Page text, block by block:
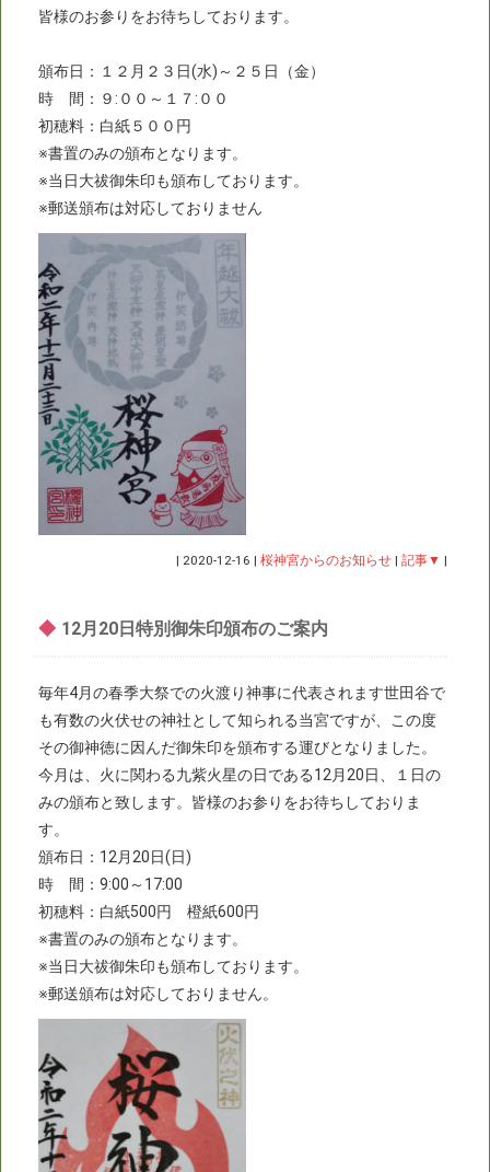
皆様のお参りをお待ちしております。
頒布日：１２月２３日(水)～２５日（金）
時 間：９:００～１７:００
初穂料：白紙５００円
※書置のみの頒布となります。
※当日大祓御朱印も頒布しております。
※郵送頒布は対応しておりません
| 2020-12-16 |桜神宮からのお知らせ |記事▼ |
◆ 12月20日特別御朱印頒布のご案内
毎年4月の春季大祭での火渡り神事に代表されます世田谷で
も有数の火伏せの神社として知られる当宮ですが、この度
その御神徳に因んだ御朱印を頒布する運びとなりました。
今月は、火に関わる九紫火星の日である12月20日、１日の
みの頒布と致します。皆様のお参りをお待ちしておりま
す。
頒布日：12月20日(日)
時 間：9:00～17:00
初穂料：白紙500円 橙紙600円
※書置のみの頒布となります。
※当日大祓御朱印も頒布しております。
※郵送頒布は対応しておりません。